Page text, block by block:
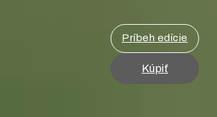
Príbeh edície
Kúpiť